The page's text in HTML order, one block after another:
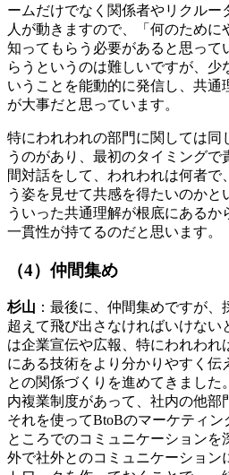
ームだけでなく関係者やリクルー
人が動きますので、「何のために
知ってもらう必要があると思って
らうというのは難しいですが、少
いうことを能動的に発信し、共通
が大事だと思っています。
特にわれわれの部門に関しては同
うのがあり、最初のタイミングで
間対話をして、われわれは何者で
う姿を見せて共感を得たいのかと
ういった共通理解が根底にあるか
一貫性が持てるのだと思います。
（4）仲間集め
杉山 ：最後に、仲間集めですが
超えて飛び出さなければいけない
は企業宣伝や広報、特にわれわれ
にある技術をより分かりやすく伝
との関係づくりを進めてきました
内複業制度があって、社内の他部
それを使ってBtoBのマーケティ
ところでのコミュニケーションを
外で社外とのコミュニケーション